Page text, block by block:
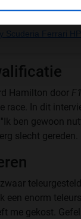
Scuderia Ferrari
Hamilton door
In dit
ben gewoon
slecht
een enorm
me gekost.